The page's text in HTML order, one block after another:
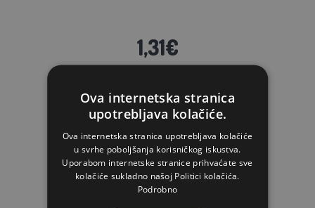
1,31€
STAVI U KOŠARICU
Ova internetska stranica
upotrebljava kolačiće.
Ova internetska stranica upotrebljava kolačiće
u svrhe poboljšanja korisničkog iskustva.
Uporabom internetske stranice prihvaćate sve
kolačiće sukladno našoj Politici kolačića.
Podrobno